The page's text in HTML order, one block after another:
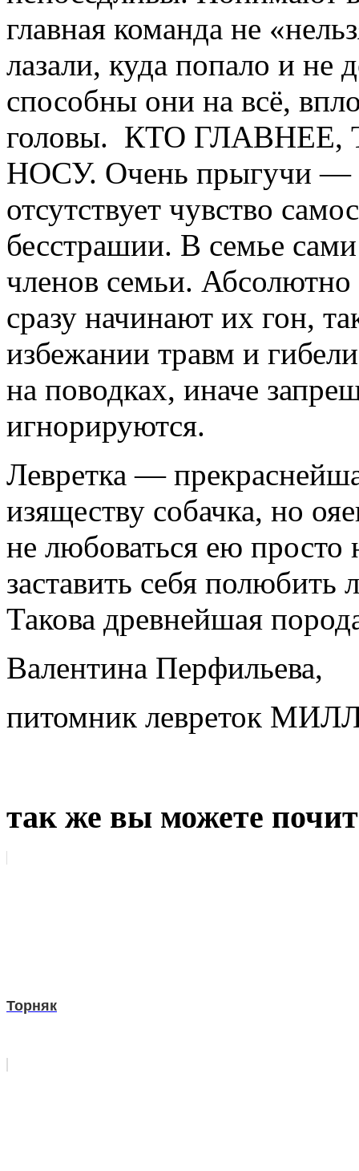
главная команда не
лазали, куда попало и не
способны они на всё,
головы. КТО
НОСУ. Очень прыгучи —
отсутствует чувство
бесстрашии. В семье
членов семьи.
сразу начинают их гон,
избежании травм и
на поводках, иначе
игнорируются.
Левретка —
изяществу собачка, но
не любоваться ею
заставить себя
Такова древнейшая
Валентина Перфильева,
питомник левреток
так же вы можете
Торняк